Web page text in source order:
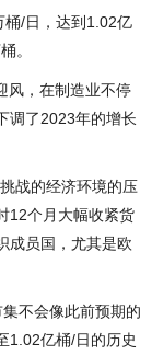
/日，达到1.02亿
。
，在制造业不停
调了2023年的增长
战的经济环境的压
12个月大幅收紧货
成员国，尤其是欧
不会像此前预期的
1.02亿桶/日的历史